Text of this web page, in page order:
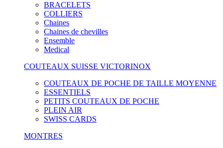
BRACELETS
COLLIERS
Chaines
Chaines de chevilles
Ensemble
Medical
COUTEAUX SUISSE VICTORINOX
COUTEAUX DE POCHE DE TAILLE MOYENNE
ESSENTIELS
PETITS COUTEAUX DE POCHE
PLEIN AIR
SWISS CARDS
MONTRES